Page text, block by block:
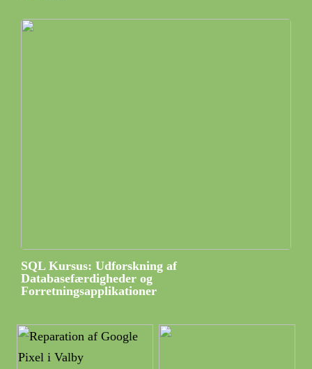
SQL Kursus: Udforskning af
Databasefærdigheder og
Forretningsapplikationer